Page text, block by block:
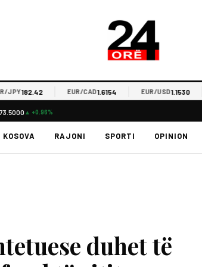
182.42 EUR/CAD1.6154 EUR/USD1.1530
▲ +0.96%
KOSOVA RAJONI SPORTI OPINION
duhet të